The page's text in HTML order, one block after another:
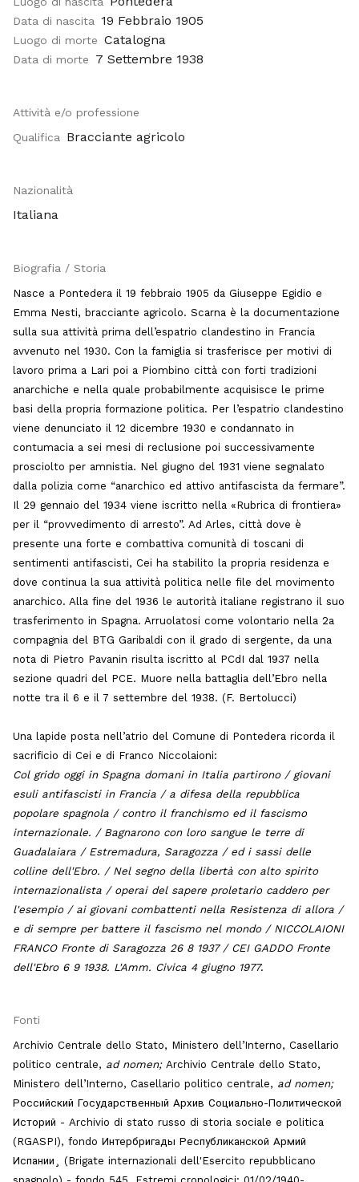
Data di nascita 19 Febbraio 1905
Luogo di morte Catalogna
Data di morte 7 Settembre 1938
Attività e/o professione
Qualifica
Bracciante agricolo
Nazionalità
Italiana
Biografia / Storia
Nasce a Pontedera il 19 febbraio 1905 da Giuseppe Egidio e
Emma Nesti, bracciante agricolo. Scarna è la documentazione
sulla sua attività prima dell’espatrio clandestino in Francia
avvenuto nel 1930. Con la famiglia si trasferisce per motivi di
lavoro prima a Lari poi a Piombino città con forti tradizioni
anarchiche e nella quale probabilmente acquisisce le prime
basi della propria formazione politica. Per l’espatrio clandestino
viene denunciato il 12 dicembre 1930 e condannato in
contumacia a sei mesi di reclusione poi successivamente
prosciolto per amnistia. Nel giugno del 1931 viene segnalato
dalla polizia come “anarchico ed attivo antifascista da fermare”.
Il 29 gennaio del 1934 viene iscritto nella «Rubrica di frontiera»
per il “provvedimento di arresto”. Ad Arles, città dove è
presente una forte e combattiva comunità di toscani di
sentimenti antifascisti, Cei ha stabilito la propria residenza e
dove continua la sua attività politica nelle file del movimento
anarchico. Alla fine del 1936 le autorità italiane registrano il suo
trasferimento in Spagna. Arruolatosi come volontario nella 2a
compagnia del BTG Garibaldi con il grado di sergente, da una
nota di Pietro Pavanin risulta iscritto al PCdI dal 1937 nella
sezione quadri del PCE. Muore nella battaglia dell’Ebro nella
notte tra il 6 e il 7 settembre del 1938. (F. Bertolucci)
Una lapide posta nell’atrio del Comune di Pontedera ricorda il
sacrificio di Cei e di Franco Niccolaioni:
Col grido oggi in Spagna domani in Italia partirono / giovani
esuli antifascisti in Francia / a difesa della repubblica
popolare spagnola / contro il franchismo ed il fascismo
internazionale. / Bagnarono con loro sangue le terre di
Guadalaiara / Estremadura, Saragozza / ed i sassi delle
colline dell'Ebro. / Nel segno della libertà con alto spirito
internazionalista / operai del sapere proletario caddero per
l'esempio / ai giovani combattenti nella Resistenza di allora /
e di sempre per battere il fascismo nel mondo / NICCOLAIONI
FRANCO Fronte di Saragozza 26 8 1937 / CEI GADDO Fronte
dell'Ebro 6 9 1938. L'Amm. Civica 4 giugno 1977.
Fonti
Archivio Centrale dello Stato, Ministero dell’Interno, Casellario
politico centrale, ad nomen; Archivio Centrale dello Stato,
Ministero dell’Interno, Casellario politico centrale, ad nomen;
Российский Государственный Архив Социально-Политической
Историй - Archivio di stato russo di storia sociale e politica
(RGASPI), fondo Интербригады Республиканской Армий
Испании¸ (Brigate internazionali dell'Esercito repubblicano